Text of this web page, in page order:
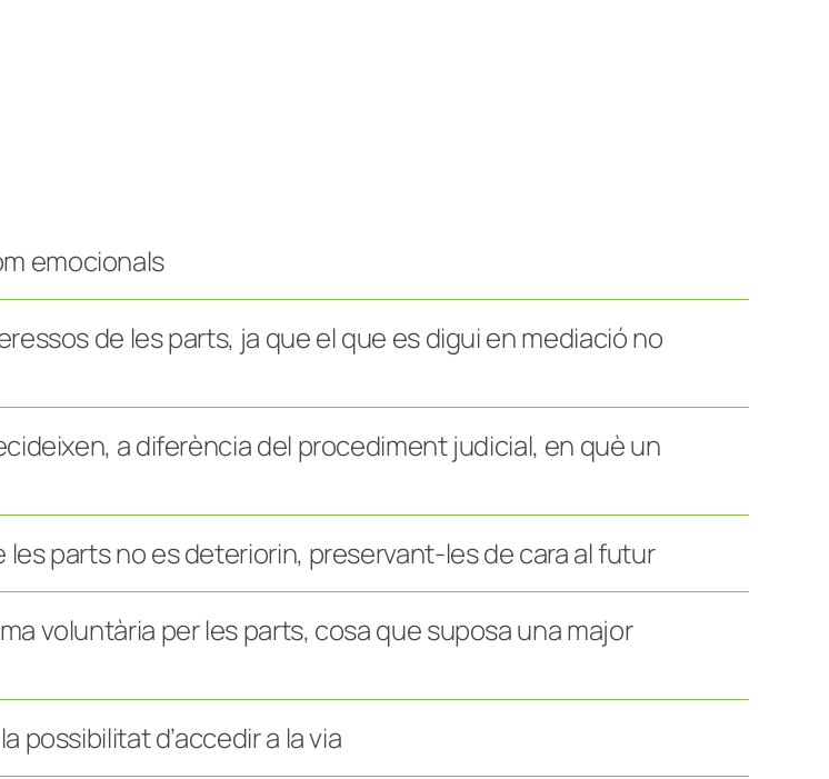
emocionals
de les parts, ja que el que es digui en mediació no
a diferència del procediment judicial, en què un
parts no es deteriorin, preservant-les de cara al futur
voluntària per les parts, cosa que suposa una major
possibilitat d’accedir a la via